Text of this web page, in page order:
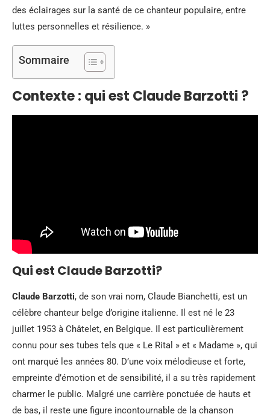
des éclairages sur la santé de ce chanteur populaire, entre
luttes personnelles et résilience. »
Sommaire
Contexte : qui est Claude Barzotti ?
Qui est Claude Barzotti?
Claude Barzotti, de son vrai nom, Claude Bianchetti, est un
célèbre chanteur belge d’origine italienne. Il est né le 23
juillet 1953 à Châtelet, en Belgique. Il est particulièrement
connu pour ses tubes tels que « Le Rital » et « Madame », qui
ont marqué les années 80. D’une voix mélodieuse et forte,
empreinte d’émotion et de sensibilité, il a su très rapidement
charmer le public. Malgré une carrière ponctuée de hauts et
de bas, il reste une figure incontournable de la chanson